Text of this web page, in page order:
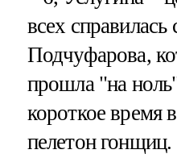
всех справилась
Подчуфарова,
прошла "на
короткое время
пелетон